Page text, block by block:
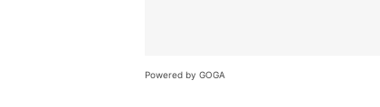
Powered by GOGA